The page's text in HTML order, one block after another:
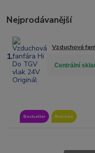
Nejprodávanější
1.
Vzduchová
Centrální
Bestseller Novinka